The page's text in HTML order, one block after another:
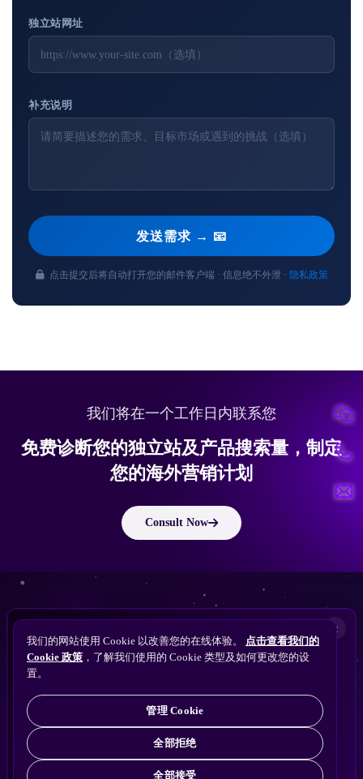
独立站网址
补充说明
发送需求 → 📧
点击提交后将自动打开您的邮件客户端 · 信息绝不外泄 · 隐私政策
我们将在一个工作日内联系您
免费诊断您的独立站及产品搜索量，制定
您的海外营销计划
Consult Now
版权所有 © 2010 ~ 2026 隽永东方/EastDigi--专注企业海外业务增长
备案号：苏ICP备14005285号-11
我们的网站使用 Cookie 以改善您的在线体验。 点击查看我们的
Cookie 政策 ，了解我们使用的 Cookie 类型及如何更改您的设
置。
管理 Cookie
全部拒绝
全部接受
×
Perplexity
Gemini
ChatGPT
搜索找到您的独立站？
免费获取隽永东方 SEO / AEO / GEO 独立站可见